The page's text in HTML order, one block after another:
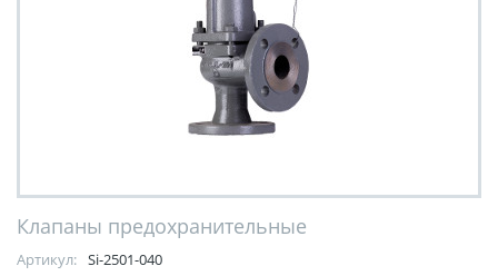
Клапаны предохранительные
Артикул: Si-2501-040